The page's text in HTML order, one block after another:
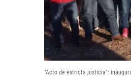
"Acto de estricta justicia":